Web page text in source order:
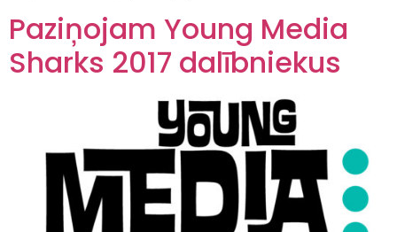
Paziņojam Young Media
Sharks 2017 dalībniekus